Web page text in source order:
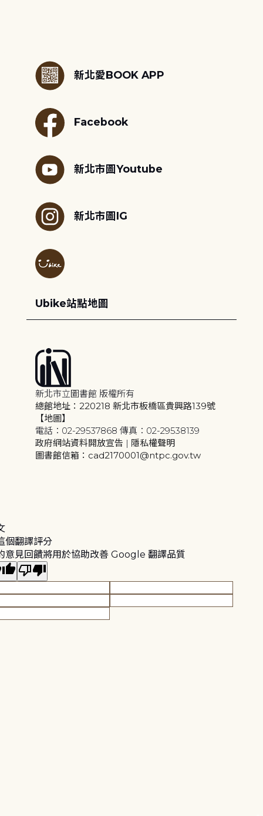
新北愛BOOK APP
Facebook
新北市圖Youtube
新北市圖IG
Ubike站點地圖
新北市立圖書館 版權所有
總館地址：220218 新北市板橋區貴興路139號
【地圖】
電話：02-29537868 傳真：02-29538139
政府網站資料開放宣告 | 隱私權聲明
圖書館信箱：cad2170001@ntpc.gov.tw
個翻譯評分
意見回饋將用於協助改善 Google 翻譯品質